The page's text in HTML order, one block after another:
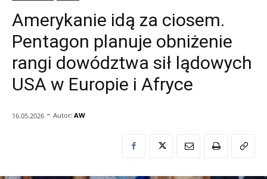
Amerykanie idą za ciosem.
Pentagon planuje obniżenie
rangi dowództwa sił lądowych
USA w Europie i Afryce
16.05.2026 - Autor: AW